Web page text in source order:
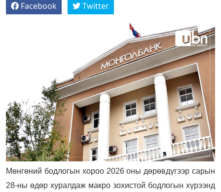
Facebook Twitter
Мөнгөний бодлогын хороо 2026 оны дөрөвдүгээр сарын
28-ны өдөр хуралдаж макро зохистой бодлогын хүрээнд